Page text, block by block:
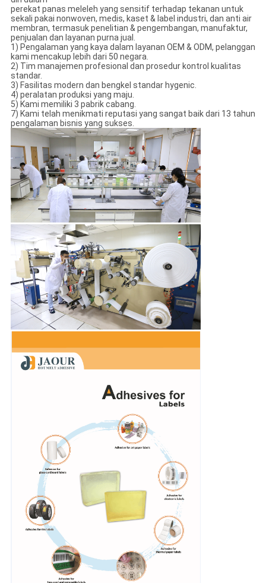
perekat panas meleleh yang sensitif terhadap tekanan untuk
sekali pakai nonwoven, medis, kaset & label industri, dan anti air
membran, termasuk penelitian & pengembangan, manufaktur,
penjualan dan layanan purna jual.
1) Pengalaman yang kaya dalam layanan OEM & ODM, pelanggan
kami mencakup lebih dari 50 negara.
2) Tim manajemen profesional dan prosedur kontrol kualitas
standar.
3) Fasilitas modern dan bengkel standar hygenic.
4) peralatan produksi yang maju.
5) Kami memiliki 3 pabrik cabang.
7) Kami telah menikmati reputasi yang sangat baik dari 13 tahun
pengalaman bisnis yang sukses.